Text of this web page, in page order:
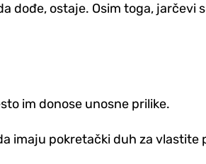
dođe, ostaje. Osim toga, jarčevi
im donose unosne prilike.
imaju pokretački duh za vlastite